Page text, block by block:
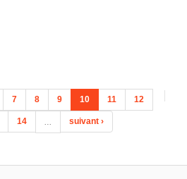
7 8 9 10 11 12
14 … suivant ›